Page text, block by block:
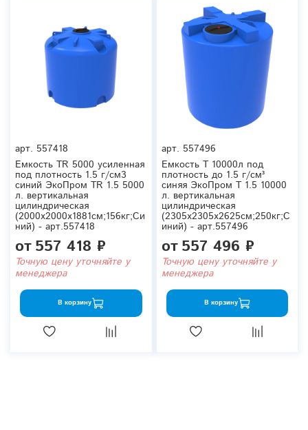
арт. 557418
Емкость TR 5000 усиленная
под плотность 1.5 г/см3
синий ЭкоПром TR 1.5 5000
л. вертикальная
цилиндрическая
(2000x2000x1881см;156кг;Си
ний) - арт.557418
от557 418 ₽
Точную цену уточняйте у
менеджера
В корзину
арт. 557496
Емкость T 10000л под
плотность до 1.5 г/см³
синяя ЭкоПром T 1.5 10000
л. вертикальная
цилиндрическая
(2305x2305x2625см;250кг;С
иний) - арт.557496
от557 496 ₽
Точную цену уточняйте у
менеджера
В корзину